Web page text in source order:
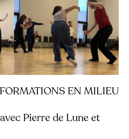
EN MILIEU
Pierre de Lune et